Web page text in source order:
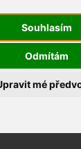
Souhlasím
Odmítám
mé
vyžaduje
let. Podělíme